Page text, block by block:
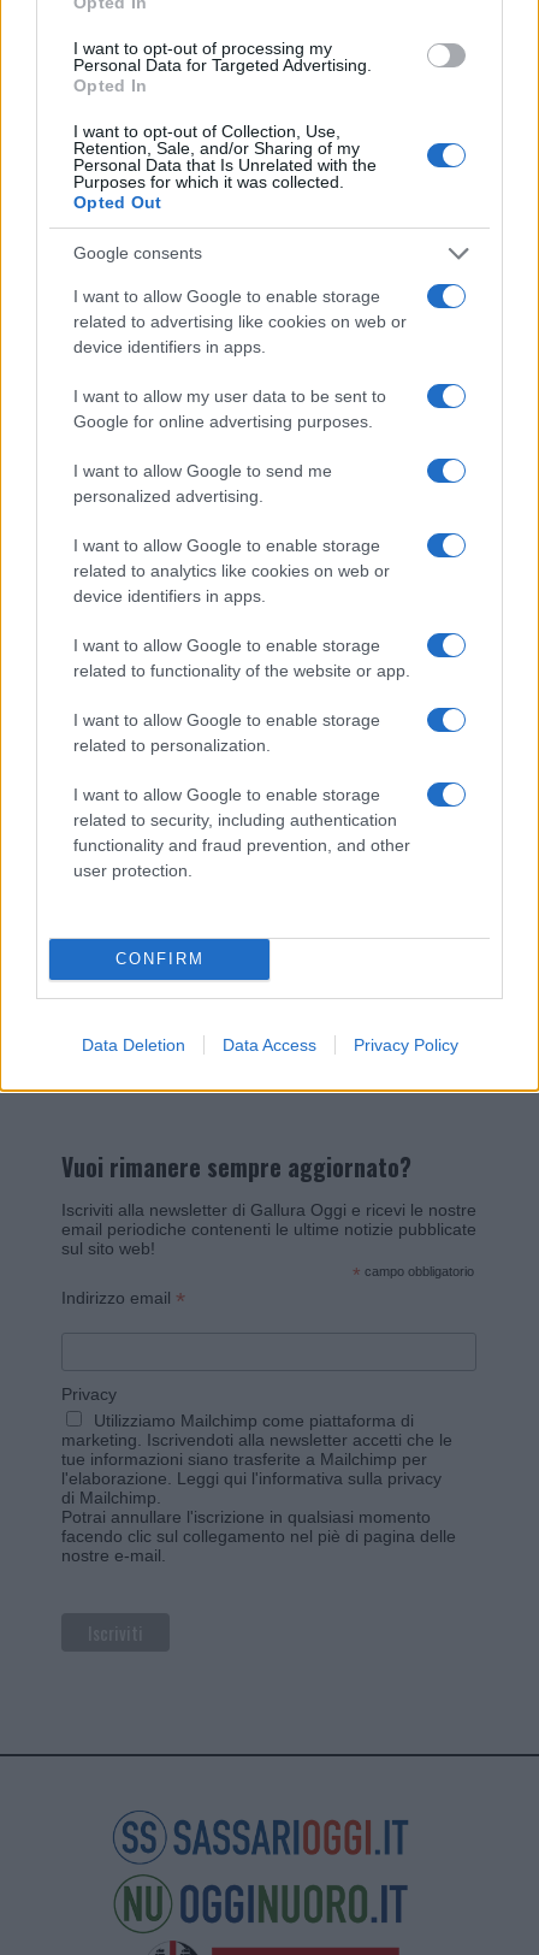
I want to opt-out of processing my
Personal Data for Targeted Advertising.
Opted In
I want to opt-out of Collection, Use,
Retention, Sale, and/or Sharing of my
Personal Data that Is Unrelated with the
Purposes for which it was collected.
Opted Out
Google consents
I want to allow Google to enable storage
related to advertising like cookies on web or
device identifiers in apps.
I want to allow my user data to be sent to
Google for online advertising purposes.
I want to allow Google to send me
personalized advertising.
I want to allow Google to enable storage
related to analytics like cookies on web or
device identifiers in apps.
I want to allow Google to enable storage
related to functionality of the website or app.
I want to allow Google to enable storage
related to personalization.
I want to allow Google to enable storage
related to security, including authentication
functionality and fraud prevention, and other
user protection.
CONFIRM
Data Deletion Data Access Privacy Policy
Mario Malu
Paolo Pinna
Martina Agostina Diturco
I nostri cari
I nostri cari
Giovannimaria Cabras
Invia un Comunicato Stampa|Pubblicità|Segnala
Vuoi rimanere sempre aggiornato?
Iscriviti alla newsletter di Gallura Oggi e ricevi le nostre
email periodiche contenenti le ultime notizie pubblicate
sul sito web!
* campo obbligatorio
Indirizzo email *
Privacy
Utilizziamo Mailchimp come piattaforma di
marketing. Iscrivendoti alla newsletter accetti che le
tue informazioni siano trasferite a Mailchimp per
l'elaborazione. Leggi qui l'informativa sulla privacy
di Mailchimp
Potrai annullare l'iscrizione in qualsiasi momento
facendo clic sul collegamento nel piè di pagina delle
nostre e-mail.